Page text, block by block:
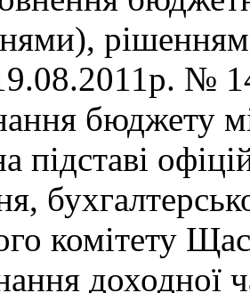
рішенням
№
бюджету
підставі
комітету
доходної